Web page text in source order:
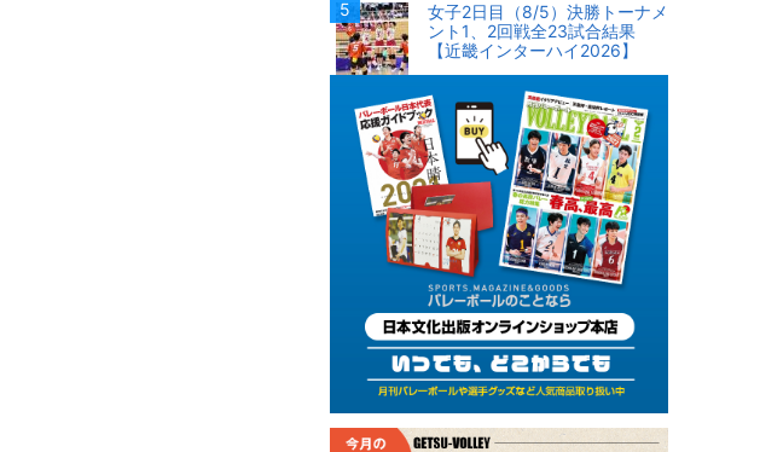
女子2日目（8/5）決勝トーナメ
ント1、2回戦全23試合結果
【近畿インターハイ2026】